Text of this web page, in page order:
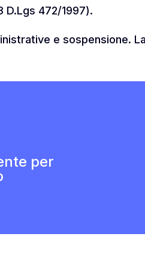
D.Lgs 472/1997).
e sospensione.
per